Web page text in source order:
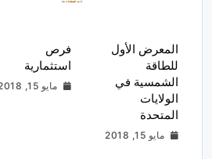
المعرض الأول
للطاقة
الشمسية في
الولايات
المتحدة
مايو 15, 2018
فرص
استثمارية
مايو 15, 2018